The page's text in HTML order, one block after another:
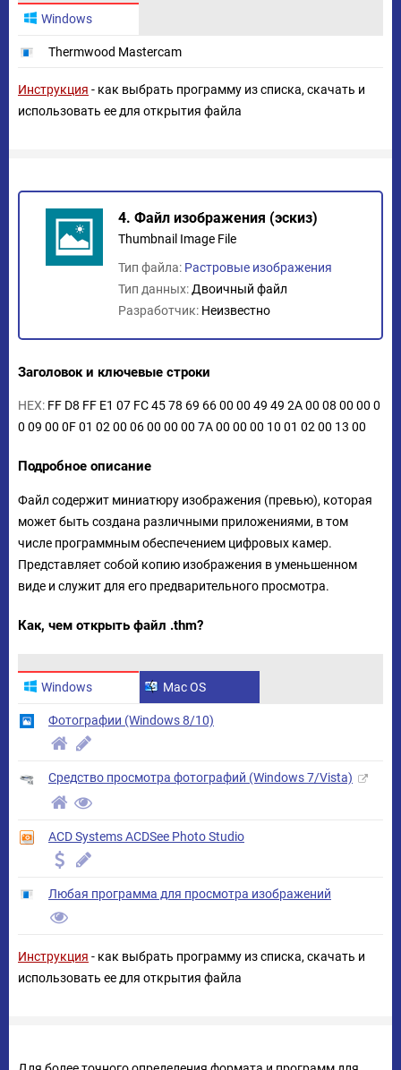
Windows
Thermwood Mastercam
Инструкция - как выбрать программу из списка, скачать и
использовать ее для открытия файла
4. Файл изображения (эскиз)
Thumbnail Image File
Тип файла: Растровые изображения
Тип данных: Двоичный файл
Разработчик: Неизвестно
Заголовок и ключевые строки
HEX: FF D8 FF E1 07 FC 45 78 69 66 00 00 49 49 2A 00 08 00 00 0
0 09 00 0F 01 02 00 06 00 00 00 7A 00 00 00 10 01 02 00 13 00
Подробное описание
Файл содержит миниатюру изображения (превью), которая
может быть создана различными приложениями, в том
числе программным обеспечением цифровых камер.
Представляет собой копию изображения в уменьшенном
виде и служит для его предварительного просмотра.
Как, чем открыть файл .thm?
Windows Mac OS
Фотографии (Windows 8/10)
Средство просмотра фотографий (Windows 7/Vista)
ACD Systems ACDSee Photo Studio
Любая программа для просмотра изображений
Инструкция - как выбрать программу из списка, скачать и
использовать ее для открытия файла